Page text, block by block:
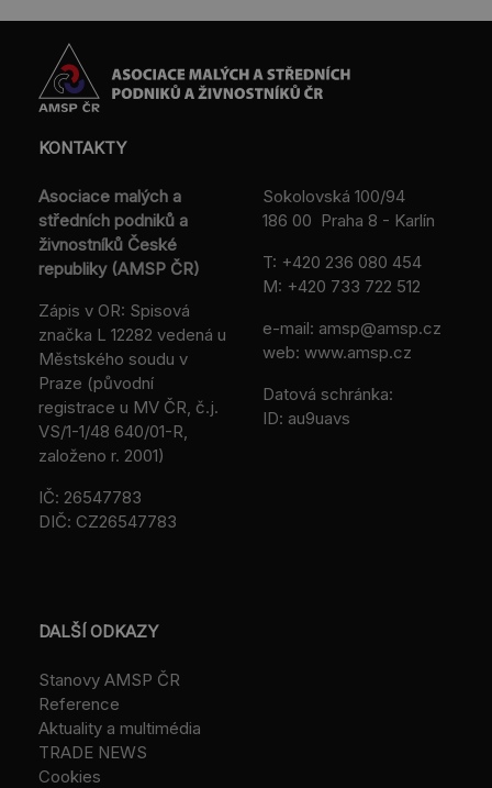
KONTAKTY
Asociace malých a
středních podniků a
živnostníků České
republiky (AMSP ČR)
Zápis v OR: Spisová
značka L 12282 vedená u
Městského soudu v
Praze (původní
registrace u MV ČR, č.j.
VS/1-1/48 640/01-R,
založeno r. 2001)
IČ: 26547783
DIČ: CZ26547783
Sokolovská 100/94
186 00 Praha 8 - Karlín
T: +420 236 080 454
M: +420 733 722 512
e-mail: amsp@amsp.cz
web: www.amsp.cz
Datová schránka:
ID: au9uavs
DALŠÍ ODKAZY
Stanovy AMSP ČR
Reference
Aktuality a multimédia
TRADE NEWS
Cookies